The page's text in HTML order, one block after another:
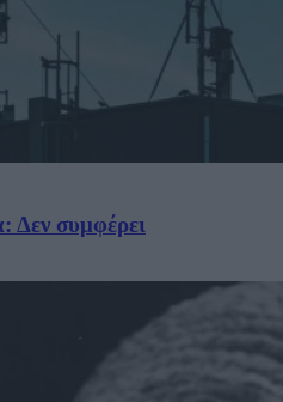
συμφέρει